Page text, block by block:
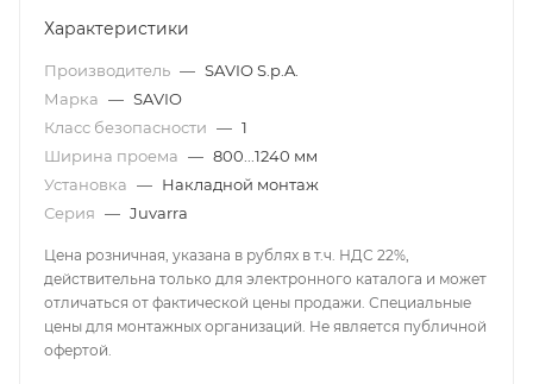
Характеристики
Производитель — SAVIO S.p.A.
Марка — SAVIO
Класс безопасности — 1
Ширина проема — 800...1240 мм
Установка — Накладной монтаж
Серия — Juvarra
Цена розничная, указана в рублях в т.ч. НДС 22%,
действительна только для электронного каталога и может
отличаться от фактической цены продажи. Специальные
цены для монтажных организаций. Не является публичной
офертой.